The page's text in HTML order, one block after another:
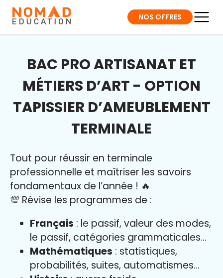
NOS OFFRES
BAC PRO ARTISANAT ET
MÉTIERS D’ART - OPTION
TAPISSIER D’AMEUBLEMENT
TERMINALE
Tout pour réussir en terminale
professionnelle et maîtriser les savoirs
fondamentaux de l’année ! 🔥
💯 Révise les programmes de :
Français : le passif, valeur des modes,
le passif, catégories grammaticales…
Mathématiques : statistiques,
probabilités, suites, automatismes…